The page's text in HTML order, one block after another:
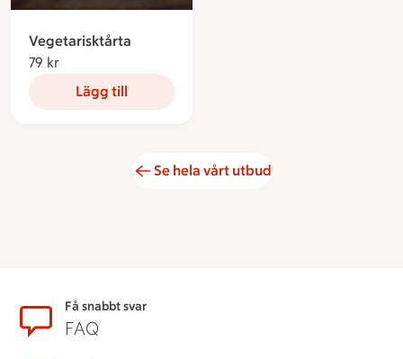
Vegetarisktårta
79 kr
Lägg till
Se hela vårt utbud
SidfotFå snabbt svar
FAQ